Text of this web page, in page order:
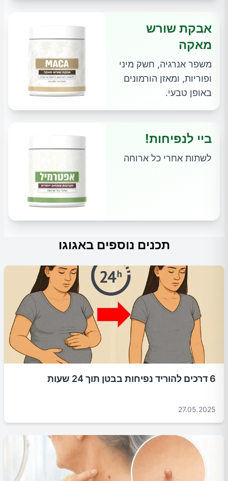
אבקת שורש
מאקה
משפר אנרגיה, חשק מיני
ופוריות, ומאזן הורמונים
באופן טבעי.
ביי לנפיחות!
לשתות אחרי כל ארוחה
תכנים נוספים באגוגו
6 דרכים להוריד נפיחות בבטן תוך 24 שעות
27.05.2025